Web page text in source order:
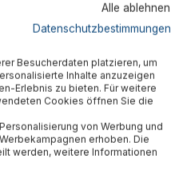
Alle ablehnen
Datenschutzbestimmungen
Besucherdaten platzieren, um
Inhalte anzuzeigen
Erlebnis zu bieten. Für weitere
Cookies öffnen Sie die
von Werbung und
erhoben. Die
werden, weitere Informationen
FÜR DICH
kostenlosen
Neuigkeiten und
sichere Dir 5 %
nicht reduzierte Ware
Bestellung !*